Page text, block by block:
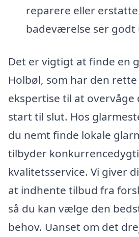
reparere eller
badeværelse ser godt
Det er vigtigt at finde en
Holbøl, som har den
ekspertise til at
start til slut. Hos
du nemt finde lokale
tilbyder
kvalitetsservice. Vi giver
at indhente tilbud fra
så du kan vælge den
behov. Uanset om det